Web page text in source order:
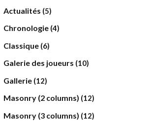
Actualités (5)
Chronologie (4)
Classique (6)
Galerie des joueurs (10)
Gallerie (12)
Masonry (2 columns) (12)
Masonry (3 columns) (12)